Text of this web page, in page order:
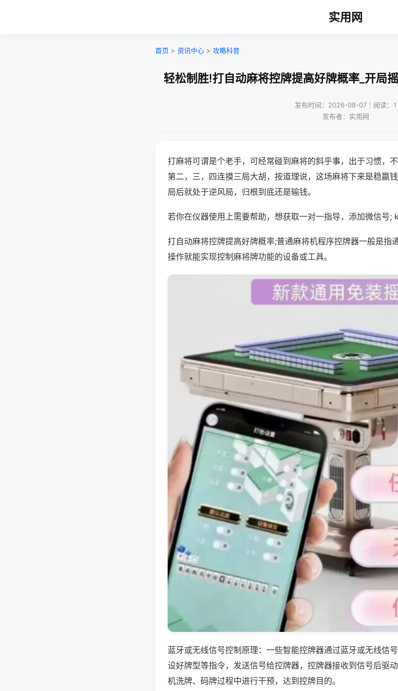
实用网
首页 > 资讯中心 > 攻略科普
轻松制胜!打自动麻将控牌提高好牌概率_开局
发布时间：2026-08-07｜阅读：1
发布者：实用网
打麻将可谓是个老手，可经常碰到麻将的斜乎事，出于习惯，
第二，三，四连摸三局大胡，按道理说，这场麻将下来是稳赢
局后就处于逆风局，归根到底还是输钱。
若你在仪器使用上需要帮助，想获取一对一指导，添加微信号;
打自动麻将控牌提高好牌概率;普通麻将机程序控牌器一般是指
操作就能实现控制麻将牌功能的设备或工具。
蓝牙或无线信号控制原理：一些智能控牌器通过蓝牙或无线信
设好牌型等指令，发送信号给控牌器，控牌器接收到信号后驱
机洗牌、码牌过程中进行干预，达到控牌目的。